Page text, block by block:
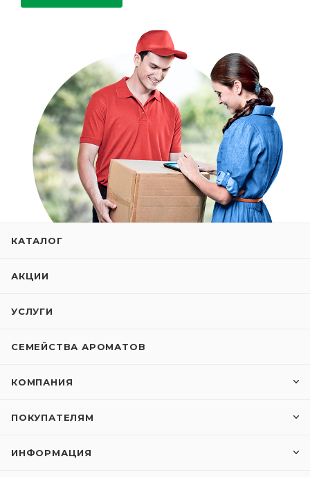
КАТАЛОГ
АКЦИИ
УСЛУГИ
СЕМЕЙСТВА АРОМАТОВ
КОМПАНИЯ
ПОКУПАТЕЛЯМ
ИНФОРМАЦИЯ